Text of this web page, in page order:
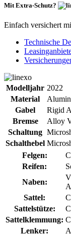
Mit Extra-Schutz?
Einfach versichert
Technische
Modelljahr 2022
Material
Gabel
Rigid
Bremse
Alloy
Schaltung
Schalthebel
Felgen:
Reifen:
Naben:
Sattel:
Sattelstütze:
Sattelklemmung:
Lenker: